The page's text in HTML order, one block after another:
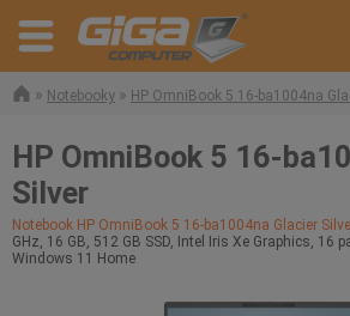
» Notebooky » HP OmniBook 5 16-ba1004na
HP OmniBook 5 16-
Silver
Notebook HP OmniBook 5 16-ba1004na Glacier
GHz, 16 GB, 512 GB SSD, Intel Iris Xe Graphics, 16
Windows 11 Home